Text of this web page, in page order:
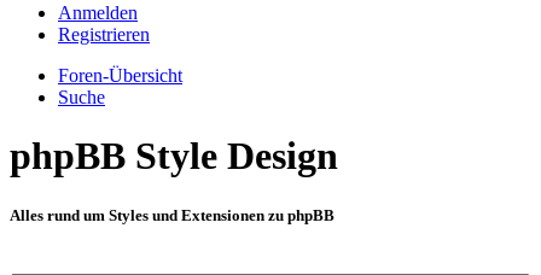
Anmelden
Registrieren
Foren-Übersicht
Suche
phpBB Style Design
Alles rund um Styles und Extensionen zu phpBB